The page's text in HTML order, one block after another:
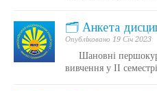
🗂️ Анкета
Опублiковано 19 Січ 2023
Шановні
вивчення у ІІ